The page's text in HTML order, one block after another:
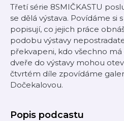
Třetí série 8SMIČKASTU
se dělá výstava. Povídáme si
popisují, co jejich práce
podobu výstavy
překvapeni, kdo všechno má
dveře do výstavy mohou
čtvrtém díle zpovídáme
Dočekalovou.
Popis podcastu